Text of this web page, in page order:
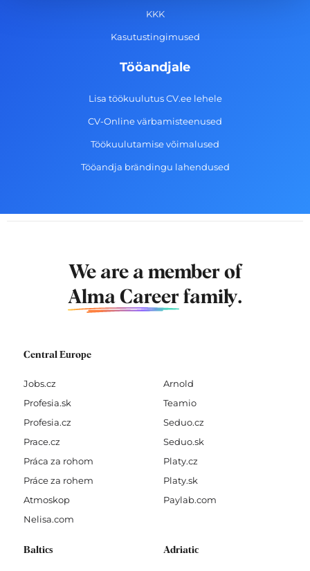
KKK
Kasutustingimused
Tööandjale
Lisa töökuulutus CV.ee lehele
CV-Online värbamisteenused
Töökuulutamise võimalused
Tööandja brändingu lahendused
We are a member of
Alma Career family.
Central Europe
Jobs.cz
Profesia.sk
Profesia.cz
Prace.cz
Práca za rohom
Práce za rohem
Atmoskop
Nelisa.com
Arnold
Teamio
Seduo.cz
Seduo.sk
Platy.cz
Platy.sk
Paylab.com
Baltics Adriatic